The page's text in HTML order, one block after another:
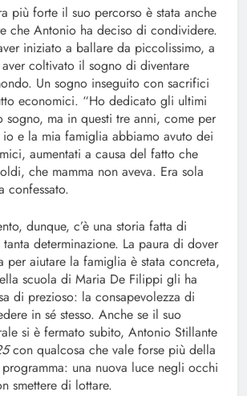
più forte il suo percorso è stata anche
che Antonio ha deciso di condividere.
iniziato a ballare da piccolissimo, a
coltivato il sogno di diventare
Un sogno inseguito con sacrifici
economici. “Ho dedicato gli ultimi
sogno, ma in questi tre anni, come per
e la mia famiglia abbiamo avuto dei
aumentati a causa del fatto che
che mamma non aveva. Era sola
confessato.
dunque, c’è una storia fatta di
determinazione. La paura di dover
per aiutare la famiglia è stata concreta,
scuola di Maria De Filippi gli ha
di prezioso: la consapevolezza di
in sé stesso. Anche se il suo
si è fermato subito, Antonio Stillante
con qualcosa che vale forse più della
una nuova luce negli occhi
smettere di lottare.